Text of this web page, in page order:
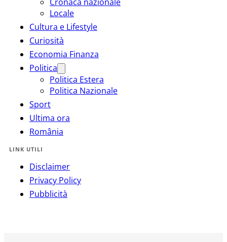
Locale
Cultura e Lifestyle
Curiosità
Economia Finanza
Politica
Politica Estera
Politica Nazionale
Sport
Ultima ora
România
LINK UTILI
Disclaimer
Privacy Policy
Pubblicità